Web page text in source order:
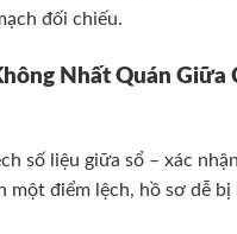
đối chiếu.
Nhất Quán Giữa
số liệu giữa sổ – xác
một điểm lệch, hồ sơ dễ bị